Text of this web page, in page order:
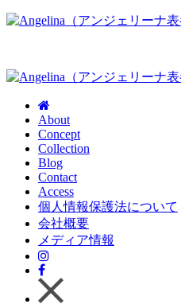
About
Concept
Collection
Blog
Contact
Access
個人情報保護法について
会社概要
メディア情報